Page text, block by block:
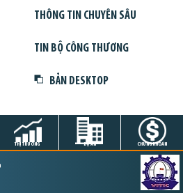
THÔNG TIN CHUYÊN SÂU
TIN BỘ CÔNG THƯƠNG
BẢN DESKTOP
THỊ TRƯỜNG DỰ ÁN CHỨNG KHOÁN